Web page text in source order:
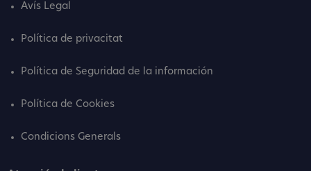
Avís Legal
Política de privacitat
Política de Seguridad de la información
Política de Cookies
Condicions Generals